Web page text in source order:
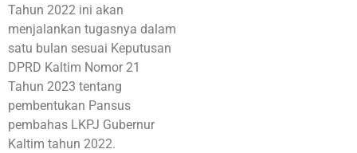
Tahun 2022 ini akan
menjalankan tugasnya dalam
satu bulan sesuai Keputusan
DPRD Kaltim Nomor 21
Tahun 2023 tentang
pembentukan Pansus
pembahas LKPJ Gubernur
Kaltim tahun 2022.